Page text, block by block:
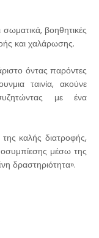
βοηθητικές
και χαλάρωσης.
όντας παρόντες
ταινία, ακούνε
με ένα
καλής διατροφής,
μέσω της
δραστηριότητα».